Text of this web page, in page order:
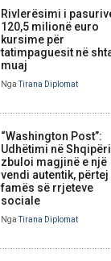
Rivlerësimi i
120,5 milionë euro
kursime për
tatimpaguesit në
muaj
NgaTirana Diplomat
“Washington Post”:
Udhëtimi në
zbuloi magjinë e një
vendi autentik, përtej
famës së rrjeteve
sociale
NgaTirana Diplomat